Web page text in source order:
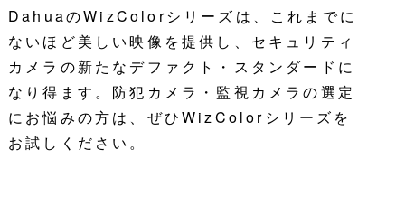
DahuaのWizColorシリーズは、これまでに
ないほど美しい映像を提供し、セキュリティ
カメラの新たなデファクト・スタンダードに
なり得ます。防犯カメラ・監視カメラの選定
にお悩みの方は、ぜひWizColorシリーズを
お試しください。